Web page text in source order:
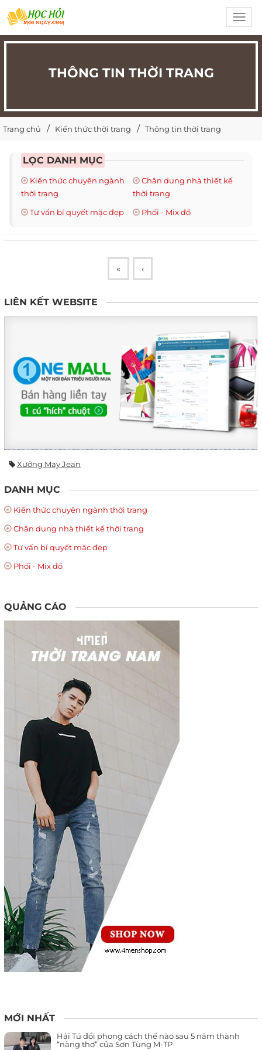
THÔNG TIN THỜI TRANG
Trang chủ Kiến thức thời trang Thông tin thời trang
LỌC DANH MỤC
Kiến thức chuyên ngành
thời trang
Chân dung nhà thiết kế
thời trang
Tư vấn bí quyết mặc đẹp
Phối - Mix đồ
« ‹
LIÊN KẾT WEBSITE
Xưởng May Jean
DANH MỤC
Kiến thức chuyên ngành thời trang
Chân dung nhà thiết kế thời trang
Tư vấn bí quyết mặc đẹp
Phối - Mix đồ
QUẢNG CÁO
MỚI NHẤT
Hải Tú đổi phong cách thế nào sau 5 năm thành
“nàng thơ” của Sơn Tùng M-TP